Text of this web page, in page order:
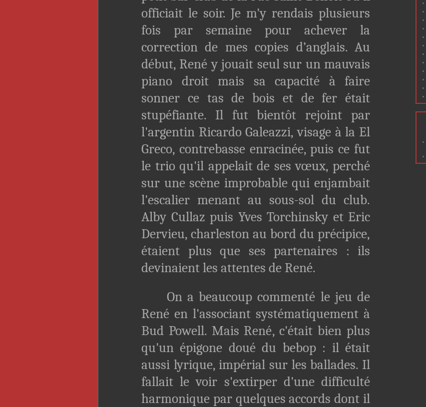
officiait le soir. Je m'y rendais plusieurs
fois par semaine pour achever la
correction de mes copies d’anglais. Au
début, René y jouait seul sur un mauvais
piano droit mais sa capacité à faire
sonner ce tas de bois et de fer était
stupéfiante. Il fut bientôt rejoint par
l'argentin Ricardo Galeazzi, visage à la El
Greco, contrebasse enracinée, puis ce fut
le trio qu'il appelait de ses vœux, perché
sur une scène improbable qui enjambait
l'escalier menant au sous-sol du club.
Alby Cullaz puis Yves Torchinsky et Eric
Dervieu, charleston au bord du précipice,
étaient plus que ses partenaires : ils
devinaient les attentes de René.
On a beaucoup commenté le jeu de
René en l'associant systématiquement à
Bud Powell. Mais René, c'était bien plus
qu'un épigone doué du bebop : il était
aussi lyrique, impérial sur les ballades. Il
fallait le voir s'extirper d'une difficulté
harmonique par quelques accords dont il